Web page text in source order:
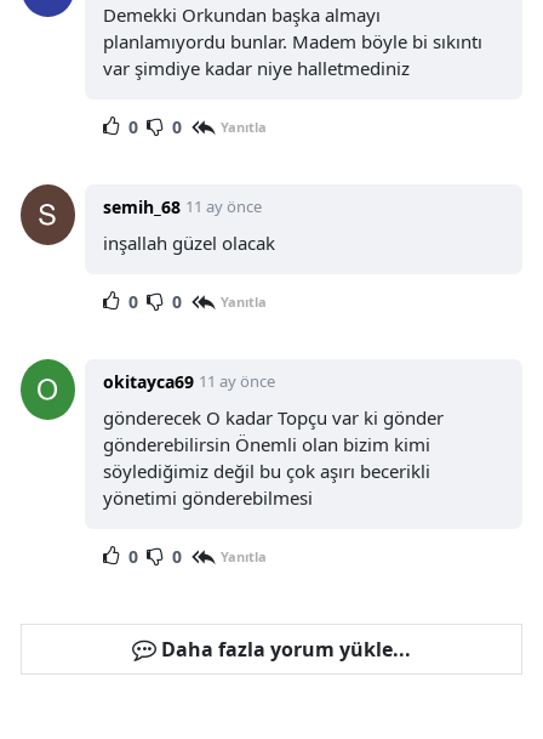
Demekki Orkundan başka almayı
planlamıyordu bunlar. Madem böyle bi sıkıntı
var şimdiye kadar niye halletmediniz
0 0 Yanıtla
semih_68 11 ay önce
inşallah güzel olacak
0 0 Yanıtla
okitayca69 11 ay önce
gönderecek O kadar Topçu var ki gönder
gönderebilirsin Önemli olan bizim kimi
söylediğimiz değil bu çok aşırı becerikli
yönetimi gönderebilmesi
0 0 Yanıtla
Daha fazla yorum yükle...